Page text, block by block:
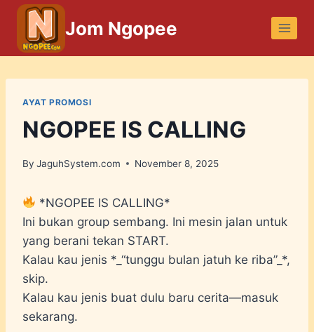
Skip
content
Jom Ngopee
AYAT PROMOSI
NGOPEE IS CALLING
By JaguhSystem.com November 8, 2025
*NGOPEE IS CALLING*
Ini bukan group sembang. Ini mesin jalan untuk
yang berani tekan START.
Kalau kau jenis *_“tunggu bulan jatuh ke riba”_*,
skip.
Kalau kau jenis buat dulu baru cerita—masuk
sekarang.